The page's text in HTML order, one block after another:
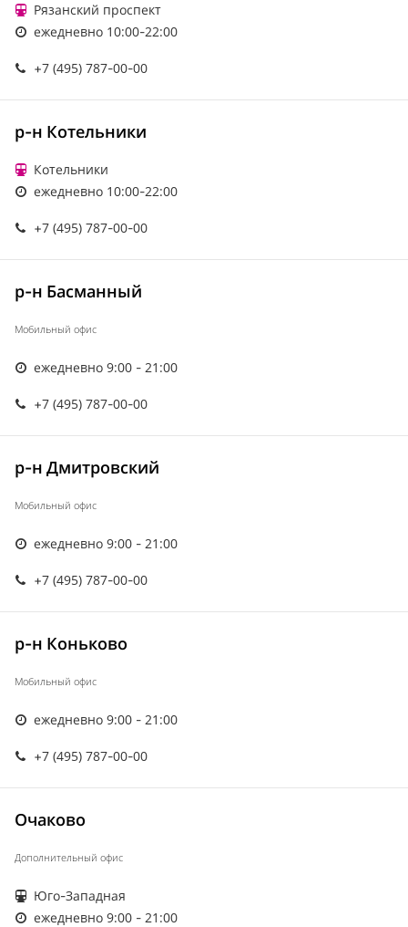
Рязанский проспект
ежедневно 10:00-22:00
+7 (495) 787-00-00
р-н Котельники
Котельники
ежедневно 10:00-22:00
+7 (495) 787-00-00
р-н Басманный
Мобильный офис
ежедневно 9:00 - 21:00
+7 (495) 787-00-00
р-н Дмитровский
Мобильный офис
ежедневно 9:00 - 21:00
+7 (495) 787-00-00
р-н Коньково
Мобильный офис
ежедневно 9:00 - 21:00
+7 (495) 787-00-00
Очаково
Дополнительный офис
Юго-Западная
ежедневно 9:00 - 21:00